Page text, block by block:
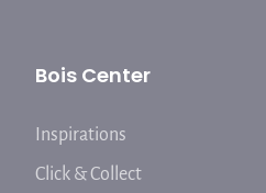
Bois Center
Inspirations
Click & Collect